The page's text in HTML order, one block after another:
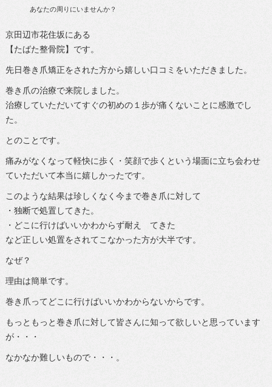
あなたの周りにいませんか？
京田辺市花住坂にある
【たばた整骨院】です。
先日巻き爪矯正をされた方から嬉しい口コミをいただきました。
巻き爪の治療で来院しました。
治療していただいてすぐの初めの１歩が痛くないことに感激でし
た。
とのことです。
痛みがなくなって軽快に歩く・笑顔で歩くという場面に立ち会わせ
ていただいて本当に嬉しかったです。
このような結果は珍しくなく今まで巻き爪に対して
・独断で処置してきた。
・どこに行けばいいかわからず耐え てきた
など正しい処置をされてこなかった方が大半です。
なぜ？
理由は簡単です。
巻き爪ってどこに行けばいいかわからないからです。
もっともっと巻き爪に対して皆さんに知って欲しいと思っています
が・・・
なかなか難しいもので・・・。